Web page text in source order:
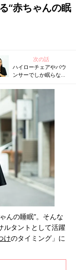
“赤ちゃんの眠
次の話
ハイローチェアやバウ
ンサーでしか眠らない
らせる方法
んの睡眠”。そんな
ルタントとして活躍
けのタイミング」に